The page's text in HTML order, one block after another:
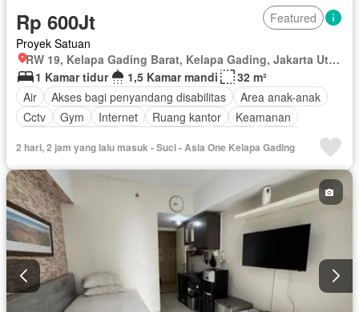
Rp 600Jt
Featured
Proyek Satuan
RW 19, Kelapa Gading Barat, Kelapa Gading, Jakarta Utara, Daerah Khusus Ibukota Jakarta
1 Kamar tidur
1,5 Kamar mandi
32 m²
Air
Akses bagi penyandang disabilitas
Area anak-anak
Cctv
Gym Internet Ruang kantor
Keamanan
Secure parking
Rumah jaga Wifi Sebagian perabotan
2 hari, 2 jam yang lalu masuk - Suci - Asia One Kelapa Gading